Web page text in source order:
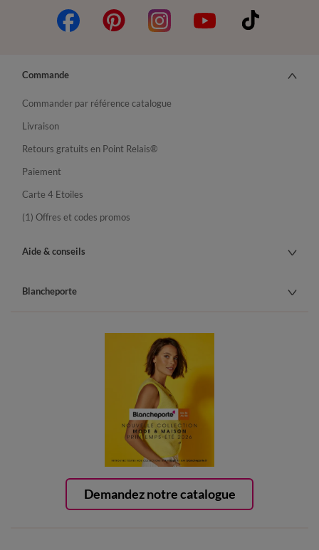
Demandez notre catalogue
Commande
Commander par référence catalogue
Livraison
Retours gratuits en Point Relais®
Paiement
Carte 4 Etoiles
(1) Offres et codes promos
Aide & conseils
Blancheporte